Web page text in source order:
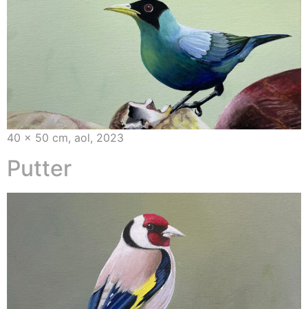
40 x 50 cm, aol, 2023
Putter